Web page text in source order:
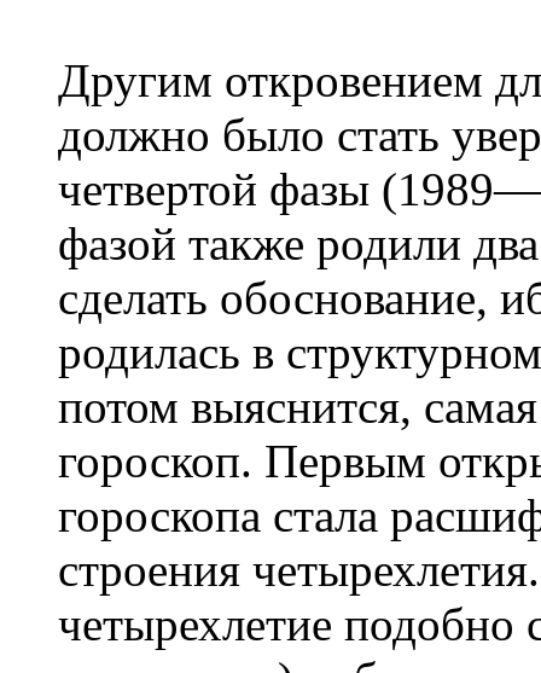
Другим откровением
должно было стать
четвертой фазы
фазой также родили
сделать обоснование,
родилась в
потом выяснится,
гороскоп. Первым
гороскопа стала
строения
четырехлетие